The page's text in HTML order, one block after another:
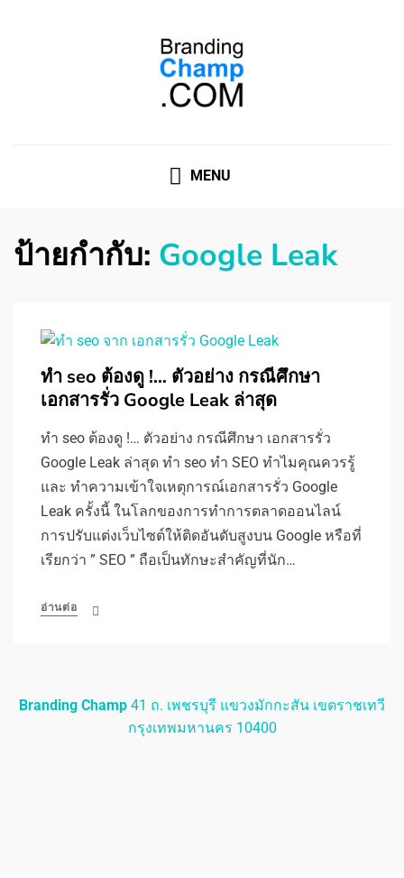
MENU
ป้ายกำกับ: Google Leak
ทำ seo ต้องดู !… ตัวอย่าง กรณีศึกษา
เอกสารรั่ว Google Leak ล่าสุด
ทำ seo ต้องดู !… ตัวอย่าง กรณีศึกษา เอกสารรั่ว
Google Leak ล่าสุด ทำ seo ทำ SEO ทำไมคุณควรรู้
และ ทำความเข้าใจเหตุการณ์เอกสารรั่ว Google
Leak ครั้งนี้ ในโลกของการทำการตลาดออนไลน์
การปรับแต่งเว็บไซต์ให้ติดอันดับสูงบน Google หรือที่
เรียกว่า ” SEO ” ถือเป็นทักษะสำคัญที่นัก…
อ่านต่อ
Branding Champ 41 ถ. เพชรบุรี แขวงมักกะสัน เขตราชเทวี
กรุงเทพมหานคร 10400